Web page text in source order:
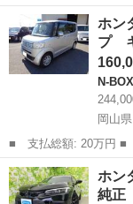
ー名： ホンダ ■ 車
名： ターボコーディ
メラ 両側パ...
山口 宇部市
ホン
プ
N-BOX
岡山
■ 支払総額: 20万円 ■ 車両本体価格： 160,000 円 ■ メーカー
名： ホンダ ■ 車種
椅子仕様 スロープ
イドドア ■ 排...
岡山 倉敷市
ホン
純正